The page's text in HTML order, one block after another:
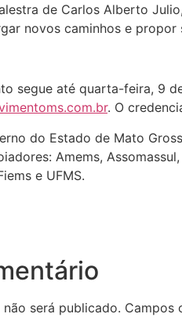
de Carlos Alberto
novos caminhos e
segue até quarta-feira, 9
. O
do Estado de Mato
Amems,
e UFMS.
será publicado. Campos